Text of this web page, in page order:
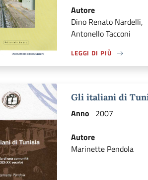
Autore
Dino Renato Nardelli,
Antonello Tacconi
LEGGI DI PIÙ
A PROPOSITO DI
Gli italiani di
Anno 2007
Autore
Marinette Pendola